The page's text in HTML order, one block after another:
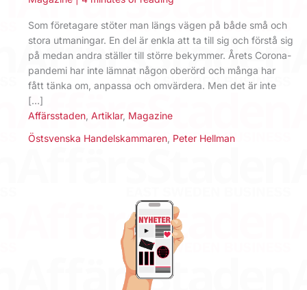
Som företagare stöter man längs vägen på både små och
stora utmaningar. En del är enkla att ta till sig och förstå sig
på medan andra ställer till större bekymmer. Årets Corona-
pandemi har inte lämnat någon oberörd och många har
fått tänka om, anpassa och omvärdera. Men det är inte
[…]
Affärsstaden Artiklar, Magazine
Östsvenska Handelskammaren Peter Hellman